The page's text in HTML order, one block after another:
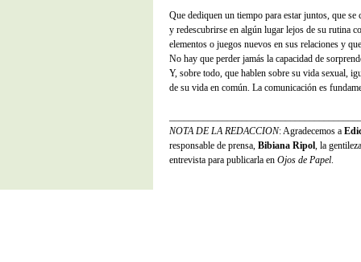
Que dediquen un tiempo para estar juntos, que se
y redescubrirse en algún lugar lejos de su rutina
elementos o juegos nuevos en sus relaciones y
No hay que perder jamás la capacidad de
Y, sobre todo, que hablen sobre su vida sexual,
de su vida en común. La comunicación es
NOTA DE LA REDACCION: Agradecemos a
responsable de prensa, Bibiana Ripol, la
entrevista para publicarla en Ojos de Papel.